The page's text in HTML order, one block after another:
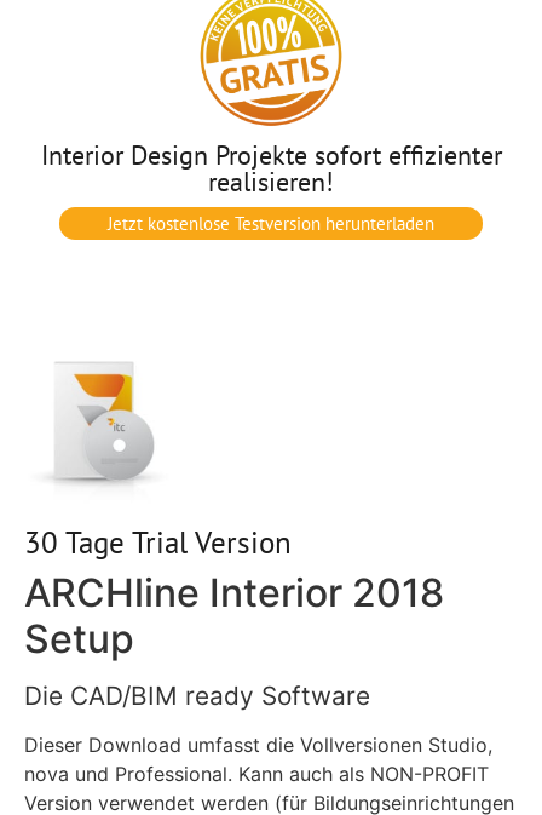
Interior Design Projekte sofort effizienter
realisieren!
Jetzt kostenlose Testversion herunterladen
30 Tage Trial Version
ARCHline Interior 2018
Setup
Die CAD/BIM ready Software
Dieser Download umfasst die Vollversionen Studio,
nova und Professional. Kann auch als NON-PROFIT
Version verwendet werden (für Bildungseinrichtungen